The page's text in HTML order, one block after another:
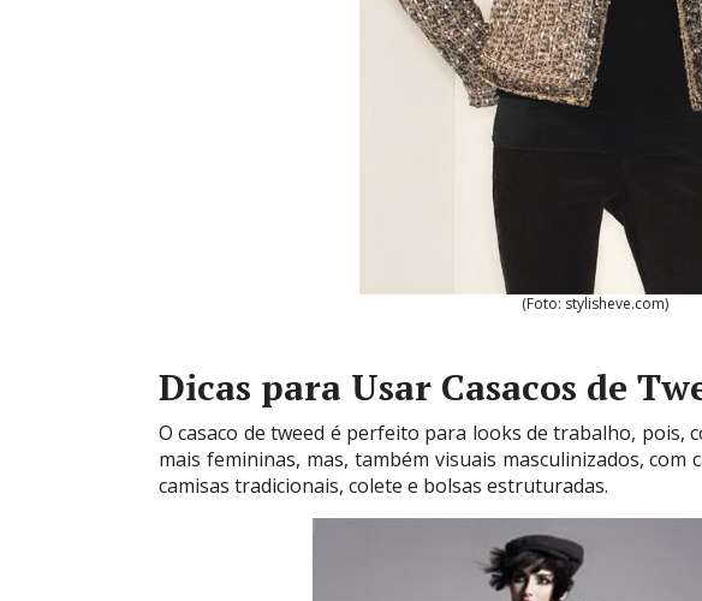
(Foto: stylisheve.com)
Dicas para Usar Casacos de
O casaco de tweed é perfeito para looks de trabalho, pois,
mais femininas, mas, também visuais masculinizados, com
camisas tradicionais, colete e bolsas estruturadas.